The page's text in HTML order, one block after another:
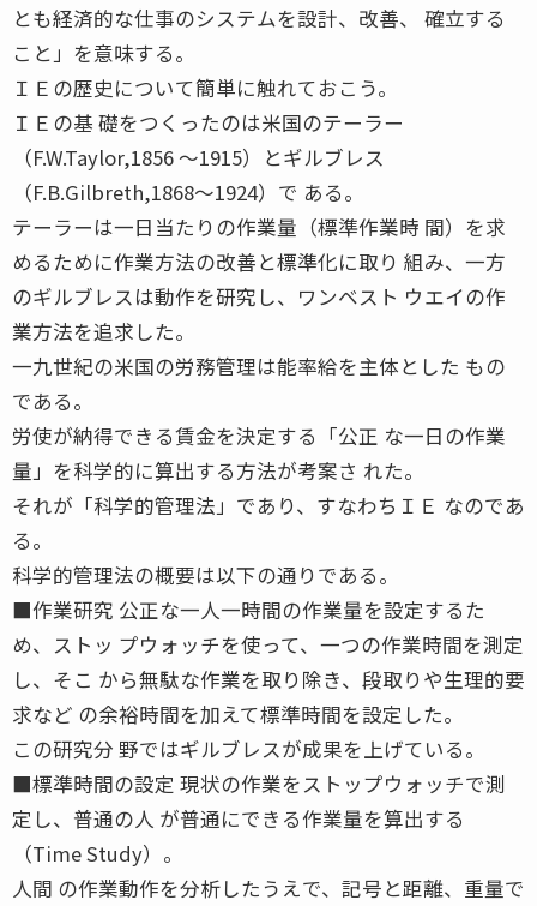
とも経済的な仕事のシステムを設計、改善、 確立する
こと」を意味する。
ＩＥの歴史について簡単に触れておこう。
ＩＥの基 礎をつくったのは米国のテーラー
（F.W.Taylor,1856 〜1915）とギルブレス
（F.B.Gilbreth,1868〜1924）で ある。
テーラーは一日当たりの作業量（標準作業時 間）を求
めるために作業方法の改善と標準化に取り 組み、一方
のギルブレスは動作を研究し、ワンベスト ウエイの作
業方法を追求した。
一九世紀の米国の労務管理は能率給を主体とした もの
である。
労使が納得できる賃金を決定する「公正 な一日の作業
量」を科学的に算出する方法が考案さ れた。
それが「科学的管理法」であり、すなわちＩＥ なのであ
る。
科学的管理法の概要は以下の通りである。
■作業研究 公正な一人一時間の作業量を設定するた
め、ストッ プウォッチを使って、一つの作業時間を測定
し、そこ から無駄な作業を取り除き、段取りや生理的要
求など の余裕時間を加えて標準時間を設定した。
この研究分 野ではギルブレスが成果を上げている。
■標準時間の設定 現状の作業をストップウォッチで測
定し、普通の人 が普通にできる作業量を算出する
（Time Study）。
人間 の作業動作を分析したうえで、記号と距離、重量で